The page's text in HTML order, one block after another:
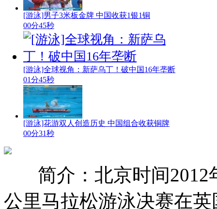
[游泳]男子3米板金牌 中国收获1银1铜
00分45秒
[游泳]全球视角：新萨乌丁！破中国16年垄断
01分45秒
[游泳]花游双人创造历史 中国组合收获铜牌
00分31秒
简介：北京时间
公里马拉松游泳决赛在